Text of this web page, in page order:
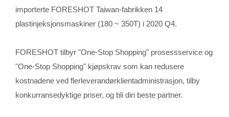
importerte FORESHOT Taiwan-fabrikken 14
plastinjeksjonsmaskiner (180 ~ 350T) i 2020 Q4.
FORESHOT tilbyr "One-Stop Shopping" prosessservice og
"One-Stop Shopping" kjøpskrav som kan redusere
kostnadene ved flerleverandørklientadministrasjon, tilby
konkurransedyktige priser, og bli din beste partner.